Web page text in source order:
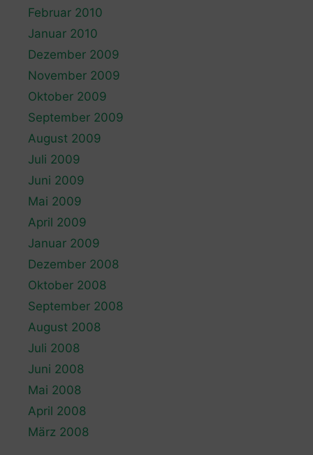
Februar 2010
Januar 2010
Dezember 2009
November 2009
Oktober 2009
September 2009
August 2009
Juli 2009
Juni 2009
Mai 2009
April 2009
Januar 2009
Dezember 2008
Oktober 2008
September 2008
August 2008
Juli 2008
Juni 2008
Mai 2008
April 2008
März 2008